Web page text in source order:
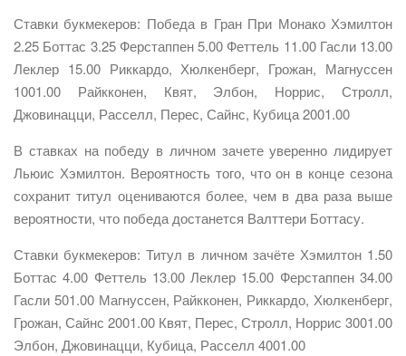
Ставки букмекеров: Победа в Гран При Монако Хэмилтон
2.25 Боттас 3.25 Ферстаппен 5.00 Феттель 11.00 Гасли 13.00
Леклер 15.00 Риккардо, Хюлкенберг, Грожан, Магнуссен
1001.00 Райкконен, Квят, Элбон, Норрис, Стролл,
Джовинацци, Расселл, Перес, Сайнс, Кубица 2001.00
В ставках на победу в личном зачете уверенно лидирует
Льюис Хэмилтон. Вероятность того, что он в конце сезона
сохранит титул оцениваются более, чем в два раза выше
вероятности, что победа достанется Валттери Боттасу.
Ставки букмекеров: Титул в личном зачёте Хэмилтон 1.50
Боттас 4.00 Феттель 13.00 Леклер 15.00 Ферстаппен 34.00
Гасли 501.00 Магнуссен, Райкконен, Риккардо, Хюлкенберг,
Грожан, Сайнс 2001.00 Квят, Перес, Стролл, Норрис 3001.00
Элбон, Джовинацци, Кубица, Расселл 4001.00